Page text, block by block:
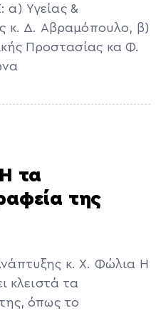
Υγείας &
κ. Δ. Αβραμόπουλο, β)
Προστασίας κα Φ.
τα
της
κ. Χ. Φώλια Η
κλειστά τα
όπως το